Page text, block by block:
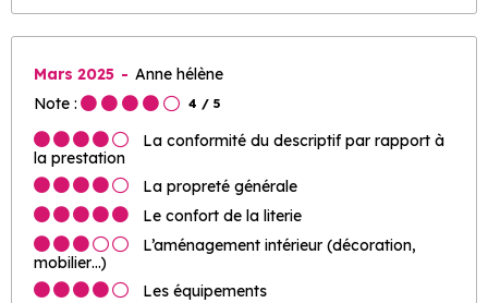
Mars 2025
Anne hélène
Note :
4 / 5
La conformité du descriptif par rapport à
la prestation
La propreté générale
Le confort de la literie
L’aménagement intérieur (décoration,
mobilier…)
Les équipements